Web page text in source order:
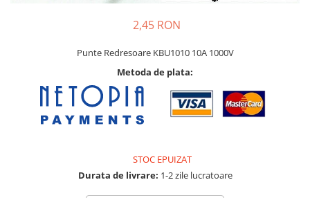
BMS
Module balansare
Incarcare, descarcare si afisare
Arduino si ESP32
2,45 RON
Punte Redresoare KBU1010 10A 1000V
Metoda de plata:
STOC EPUIZAT
Durata de livrare: 1-2 zile lucratoare